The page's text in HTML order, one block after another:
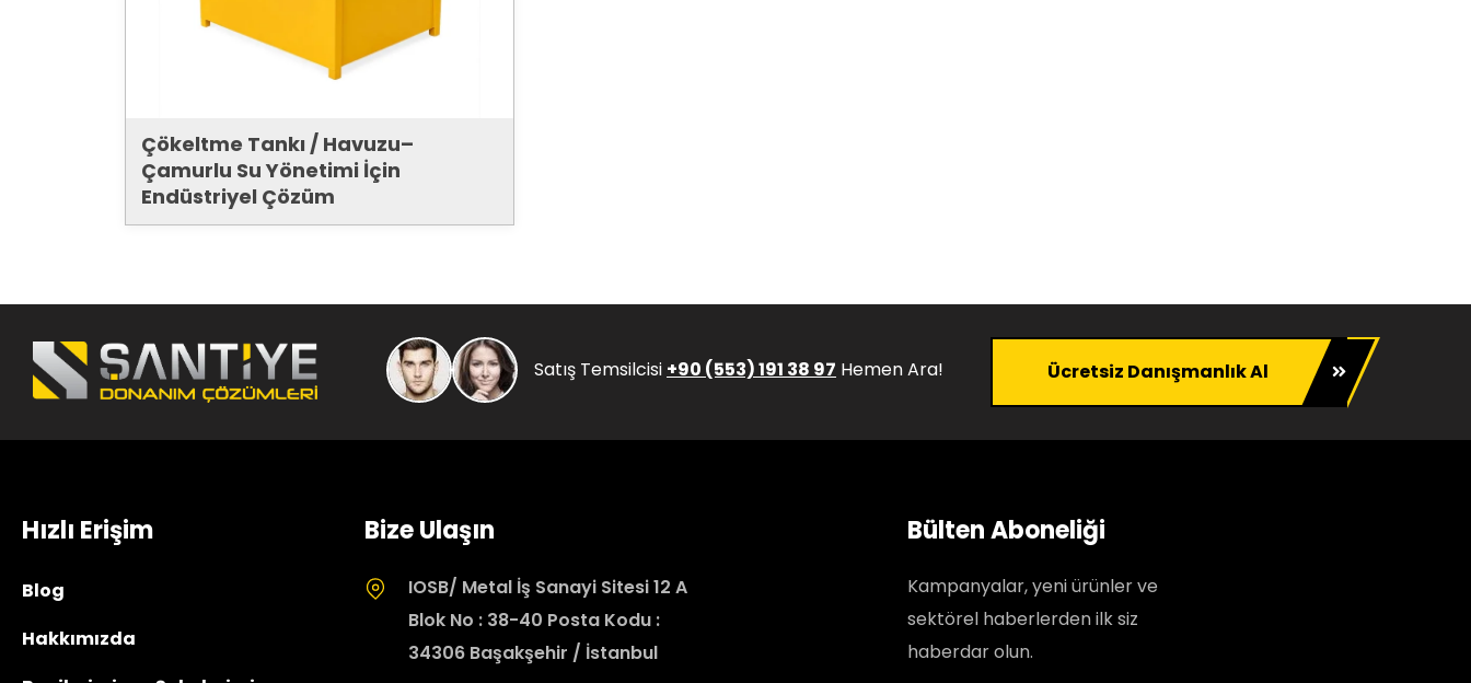
Çökeltme Tankı / Havuzu–
Çamurlu Su Yönetimi İçin
Endüstriyel Çözüm
Satış Temsilcisi +90 (553) 191 38 97 Hemen Ara! Ücretsiz Danışmanlık Al
Hızlı Erişim
Blog
Hakkımızda
Bize Ulaşın
IOSB/ Metal İş Sanayi Sitesi 12 A
Blok No : 38-40 Posta Kodu :
34306 Başakşehir / İstanbul
Bülten Aboneliği
Kampanyalar, yeni ürünler ve
sektörel haberlerden ilk siz
haberdar olun.